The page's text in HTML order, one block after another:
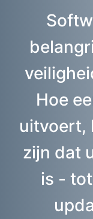
Hoe
uitvoert,
zijn dat
is -